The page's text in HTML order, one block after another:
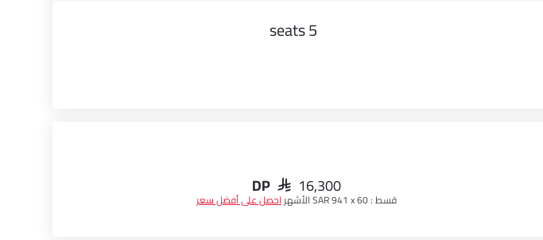
5 seats
DP SAR 16,300
قسط :SAR 941 x 60 الأشهر احصل على أفضل سعر